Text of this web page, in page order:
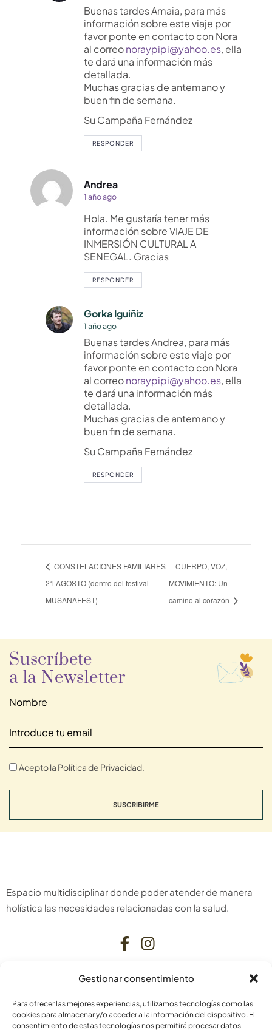
Gestionar consentimiento
Para ofrecer las mejores experiencias, utilizamos tecnologías como las
cookies para almacenar y/o acceder a la información del dispositivo. El
consentimiento de estas tecnologías nos permitirá procesar datos
Buenas tardes Amaia, para más
información sobre este viaje por
favor ponte en contacto con Nora
al correonoraypipi@yahoo.es, ella
te dará una información más
detallada.
Muchas gracias de antemano y
buen fin de semana.
Su Campaña Fernández
RESPONDER
Andrea
1 año ago
Hola. Me gustaría tener más
información sobre VIAJE DE
INMERSIÓN CULTURAL A
SENEGAL. Gracias
RESPONDER
Gorka Iguiñiz
1 año ago
Buenas tardes Andrea, para más
información sobre este viaje por
favor ponte en contacto con Nora
al correonoraypipi@yahoo.es, ella
te dará una información más
detallada.
Muchas gracias de antemano y
buen fin de semana.
Su Campaña Fernández
RESPONDER
CONSTELACIONES FAMILIARES
21 AGOSTO (dentro del festival
MUSANAFEST)
CUERPO, VOZ,
MOVIMIENTO: Un
camino al corazón
Suscríbete
a la Newsletter
Acepto la Política de Privacidad.
SUSCRIBIRME
Espacio multidisciplinar donde poder atender de manera
holística las necesidades relacionadas con la salud.
C. Bardenas Reales, 11, bajo